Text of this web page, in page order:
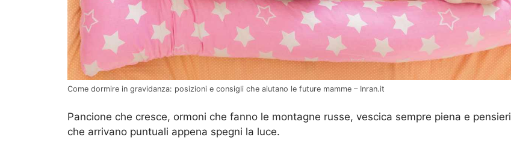
Come dormire in gravidanza: posizioni e consigli che aiutano le future mamme – Inran.it
Pancione che cresce, ormoni che fanno le montagne russe, vescica sempre piena e pensieri
che arrivano puntuali appena spegni la luce.